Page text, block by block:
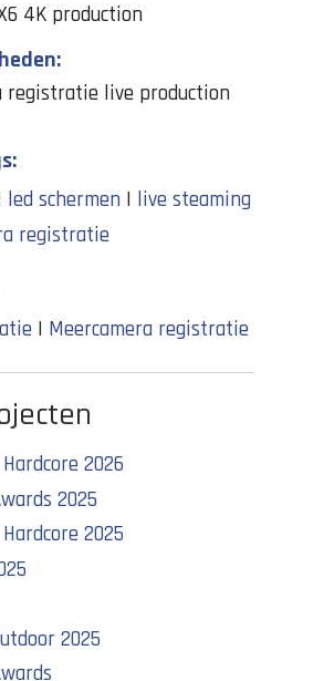
4K production
registratie live production
led schermen | live steaming
registratie
| Meercamera registratie
2026
2025
2025
2025